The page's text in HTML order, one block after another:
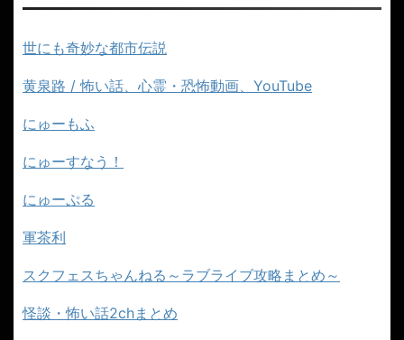
世にも奇妙な都市伝説
黄泉路 / 怖い話、心霊・恐怖動画、YouTube
にゅーもふ
にゅーすなう！
にゅーぷる
軍茶利
スクフェスちゃんねる～ラブライブ攻略まとめ～
怪談・怖い話2chまとめ